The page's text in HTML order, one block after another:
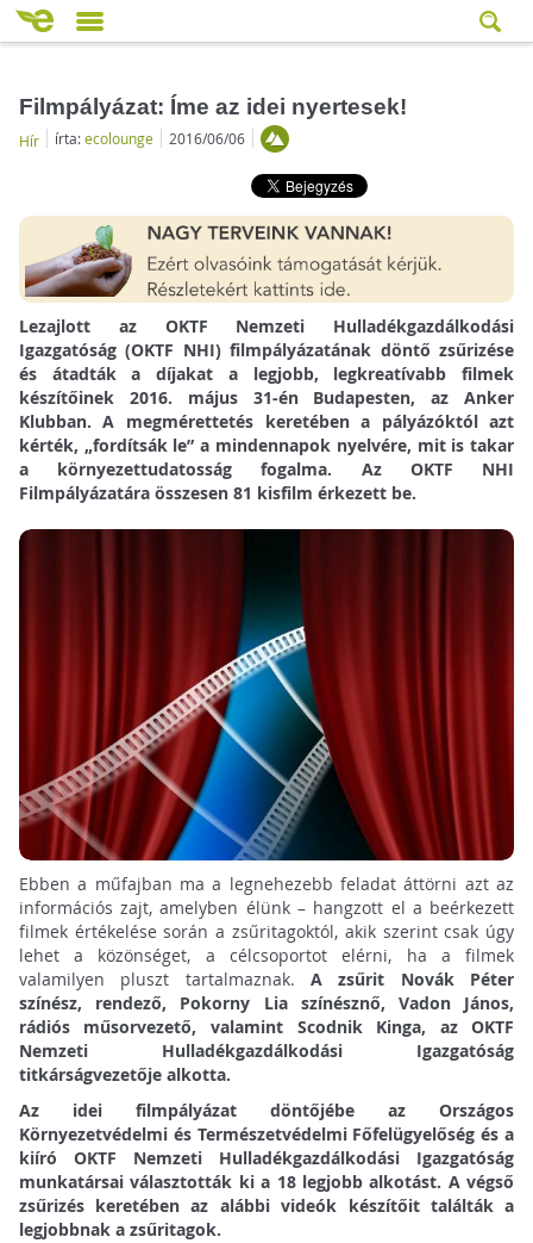
Filmpályázat: Íme az idei nyertesek!
Hír írta:ecolounge 2016/06/06
Lezajlott az OKTF Nemzeti Hulladékgazdálkodási
Igazgatóság (OKTF NHI) filmpályázatának döntő zsűrizése
és átadták a díjakat a legjobb, legkreatívabb filmek
készítőinek 2016. május 31-én Budapesten, az Anker
Klubban. A megmérettetés keretében a pályázóktól azt
kérték, „fordítsák le” a mindennapok nyelvére, mit is takar
a környezettudatosság fogalma. Az OKTF NHI
Filmpályázatára összesen 81 kisfilm érkezett be.
Ebben a műfajban ma a legnehezebb feladat áttörni azt az
információs zajt, amelyben élünk – hangzott el a beérkezett
filmek értékelése során a zsűritagoktól, akik szerint csak úgy
lehet a közönséget, a célcsoportot elérni, ha a filmek
valamilyen pluszt tartalmaznak. A zsűrit Novák Péter
színész, rendező, Pokorny Lia színésznő, Vadon János,
rádiós műsorvezető, valamint Scodnik Kinga, az OKTF
Nemzeti Hulladékgazdálkodási Igazgatóság
titkárságvezetője alkotta.
Az idei filmpályázat döntőjébe az Országos
Környezetvédelmi és Természetvédelmi Főfelügyelőség és a
kiíró OKTF Nemzeti Hulladékgazdálkodási Igazgatóság
munkatársai választották ki a 18 legjobb alkotást. A végső
zsűrizés keretében az alábbi videók készítőit találták a
legjobbnak a zsűritagok.